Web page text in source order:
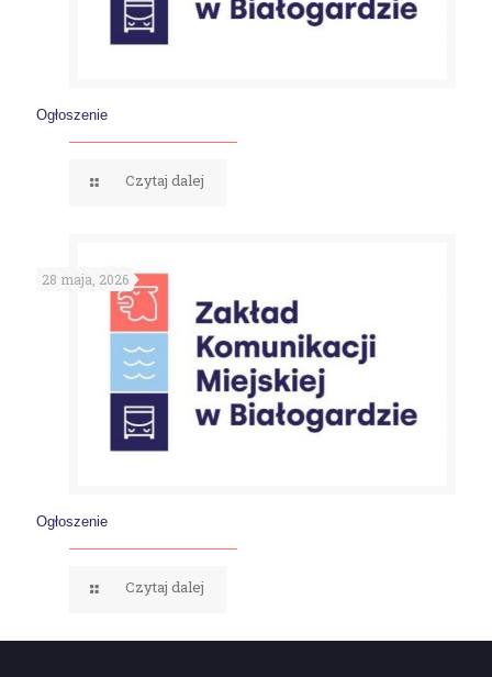
Ogłoszenie
Czytaj dalej
28 maja, 2026
Ogłoszenie
Czytaj dalej